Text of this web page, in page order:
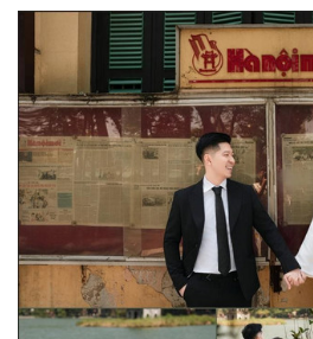
chuyển mạnh mẽ của các cặp đôi
gói (All in one). Bên cạnh yếu tố tiện
khắt khe hơn về mặt thẩm mỹ, họ
cảm xúc chân thực và từ chối các
khi tìm kiếm dịch vụ chụp ảnh cưới